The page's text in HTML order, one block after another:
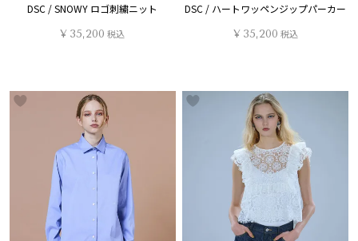
DSC / SNOWY ロゴ刺繍ニット
¥ 35,200 税込
DSC / ハートワッペンジップパーカー
¥ 35,200 税込